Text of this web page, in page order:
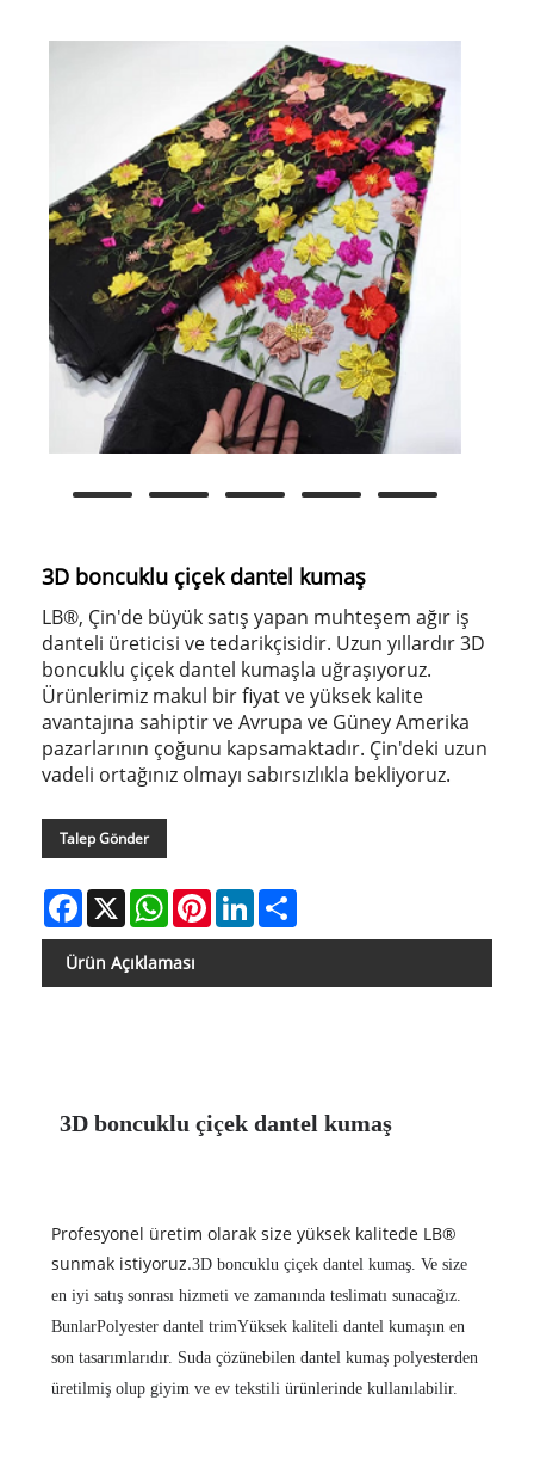
3D boncuklu çiçek dantel kumaş
LB®, Çin'de büyük satış yapan muhteşem ağır iş
danteli üreticisi ve tedarikçisidir. Uzun yıllardır 3D
boncuklu çiçek dantel kumaşla uğraşıyoruz.
Ürünlerimiz makul bir fiyat ve yüksek kalite
avantajına sahiptir ve Avrupa ve Güney Amerika
pazarlarının çoğunu kapsamaktadır. Çin'deki uzun
vadeli ortağınız olmayı sabırsızlıkla bekliyoruz.
Talep Gönder
Facebook
X WhatsAppPinterestLinkedIn
Ürün Açıklaması
3D boncuklu çiçek dantel kumaş
Profesyonel üretim olarak size yüksek kalitede LB®
sunmak istiyoruz.3D boncuklu çiçek dantel kumaş. Ve size
en iyi satış sonrası hizmeti ve zamanında teslimatı sunacağız.
BunlarPolyester dantel trimYüksek kaliteli dantel kumaşın en
son tasarımlarıdır. Suda çözünebilen dantel kumaş polyesterden
üretilmiş olup giyim ve ev tekstili ürünlerinde kullanılabilir.